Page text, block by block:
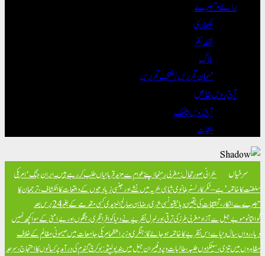
رائے و تبصرے
لکھاری
نقطہ نظر
بلاگ
مہمان تحریریں / منتخب تحریریں
آج روس خاص
آج روس بیٹھک
ملقات
سرخیاں بحرانی صورتحال: مغربی رہنما اپنے عوام سے مزید قربانیاں طلب کر رہے ہیں۔ایران جنگ ‘امریکی
سلطنت کا خاتمہ’ ہے – ٹکر کارلسنبرطانوی شاہی بحریہ میں نشے اور جنسی زیادتیوں کے واقعات کا انکشاف، ترجمان کا
تبصرے سے انکار، تحقیقات کی یقین دہانی
تیونسی شہری رضا بن صالح الیزیدی کسی مقدمے کے بغیر 24 برس بعد
گوانتانوموبے جیل سے آزادمغربی طرز کی ترقی اور لبرل نظریے نے دنیا کو افراتفری، جنگوں اور بےامنی کے سوا کچھ نہیں
دیا، رواں سال دنیا سے اس نظریے کا خاتمہ ہو جائے گا: ہنگری وزیراعظمامریکی جامعات میں صیہونی مظالم کے خلاف
مظاہروں میں تیزی، سینکڑوں طلبہ، طالبات و پروفیسران جیل میں بندپولینڈ: یوکرینی گندم کی درآمد پر کسانوں کا احتجاج، سرحد